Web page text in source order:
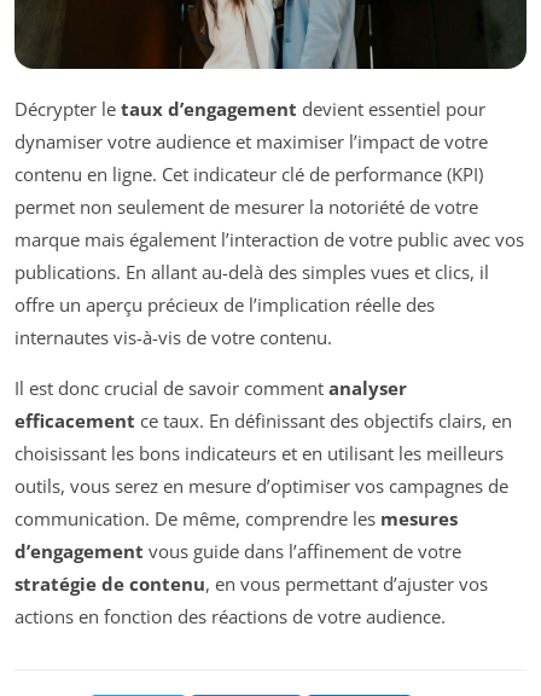
Décrypter le taux d’engagement devient essentiel pour
dynamiser votre audience et maximiser l’impact de votre
contenu en ligne. Cet indicateur clé de performance (KPI)
permet non seulement de mesurer la notoriété de votre
marque mais également l’interaction de votre public avec vos
publications. En allant au-delà des simples vues et clics, il
offre un aperçu précieux de l’implication réelle des
internautes vis-à-vis de votre contenu.
Il est donc crucial de savoir comment analyser
efficacement ce taux. En définissant des objectifs clairs, en
choisissant les bons indicateurs et en utilisant les meilleurs
outils, vous serez en mesure d’optimiser vos campagnes de
communication. De même, comprendre les mesures
d’engagement vous guide dans l’affinement de votre
stratégie de contenu, en vous permettant d’ajuster vos
actions en fonction des réactions de votre audience.